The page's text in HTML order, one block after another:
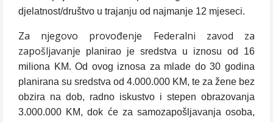
djelatnost/društvo u trajanju od najmanje 12 mjeseci.
Za njegovo provođenje Federalni zavod za
zapošljavanje
planirao je sredstva u iznosu od 16
miliona KM. Od ovog iznosa za mlade do 30 godina
planirana su sredstva od 4.000.000 KM, te za žene bez
obzira na dob, radno iskustvo i stepen obrazovanja
3.000.000 KM, dok će za samozapošljavanja osoba,